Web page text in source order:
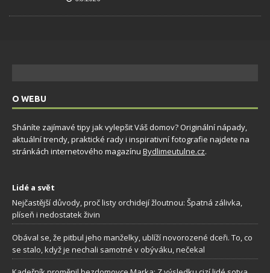
O WEBU
Sháníte zajímavé tipy jak vylepšit Váš domov? Originální nápady,
aktuální trendy, praktické rady i inspirativní fotografie najdete na
stránkách internetového magazínu Bydlimeutulne.cz.
Lidé a svět
Nejčastější důvody, proč listy orchidejí žloutnou: Špatná zálivka,
plíseň i nedostatek živin
Obával se, že pitbul jeho manželky, ublíží novorozené dceři. To, co
se stalo, když je nechali samotné v obýváku, nečekal